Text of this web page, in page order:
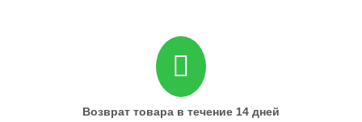
Возврат товара в течение 14 дней